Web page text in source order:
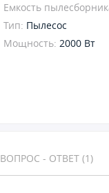
Емкость
Тип: Пылесос
Мощность: 2000 Вт
ВОПРОС - ОТВЕТ (1)